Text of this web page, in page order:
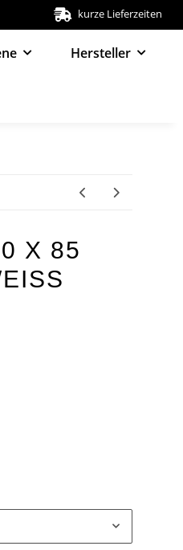
kurze Lieferzeiten
Hersteller
X 85
(